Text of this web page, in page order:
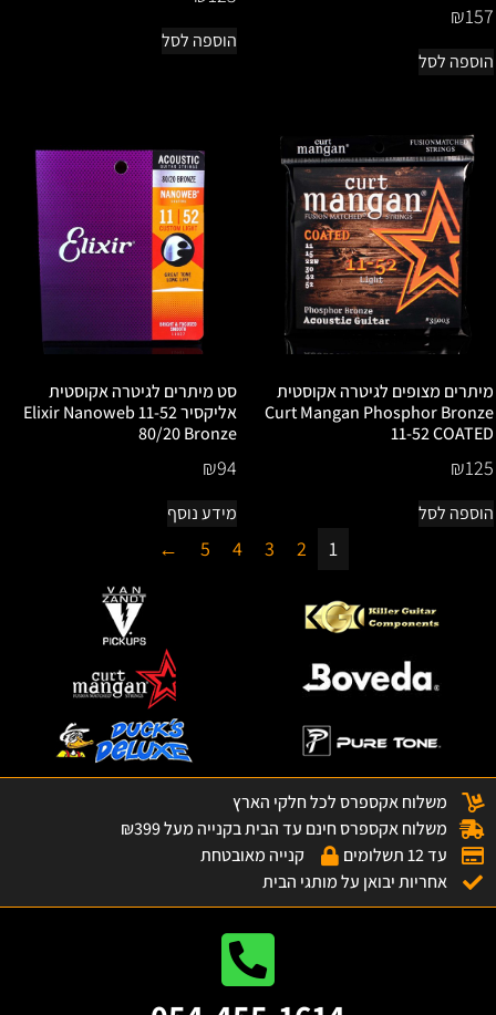
₪157
הוספה לסל
הוספה לסל
מיתרים מצופים לגיטרה אקוסטית
Curt Mangan Phosphor Bronze
11-52 COATED
₪125
הוספה לסל
סט מיתרים לגיטרה אקוסטית
אליקסיר 11-52 Elixir Nanoweb
80/20 Bronze
₪94
מידע נוסף
1
2
3
4
5
←
משלוח אקספרס לכל חלקי הארץ
משלוח אקספרס חינם עד הבית בקנייה מעל ₪399
עד 12 תשלומים
קנייה מאובטחת
אחריות יבואן על מותגי הבית